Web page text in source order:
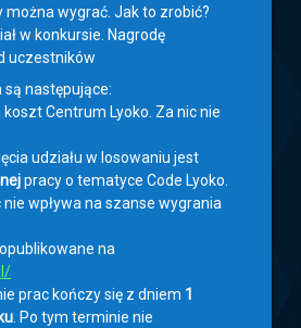
wygrać. Jak to zrobić?
w konkursie. Nagrodę
uczestników
następujące:
koszt Centrum Lyoko. Za nic nie
udziału w losowaniu jest
pracy o tematyce Code Lyoko.
wpływa na szanse wygrania
na
prac kończy się z dniem 1
. Po tym terminie nie